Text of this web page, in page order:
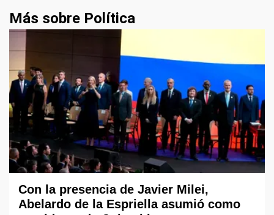
Más sobre Política
Con la presencia de Javier Milei,
Abelardo de la Espriella asumió como